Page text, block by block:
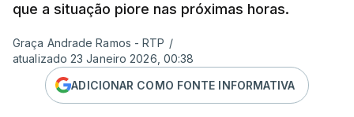
que a situação piore nas próximas horas.
Graça Andrade Ramos - RTP /
atualizado 23 Janeiro 2026, 00:38
ADICIONAR COMO FONTE INFORMATIVA